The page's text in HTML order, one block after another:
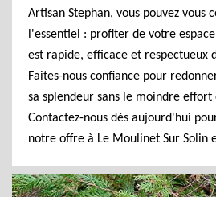
Artisan Stephan, vous pouvez vous
l'essentiel : profiter de votre
est rapide, efficace et respectueux
Faites-nous confiance pour
sa splendeur sans le moindre
Contactez-nous dès aujourd'hui
notre offre à Le Moulinet Sur Solin